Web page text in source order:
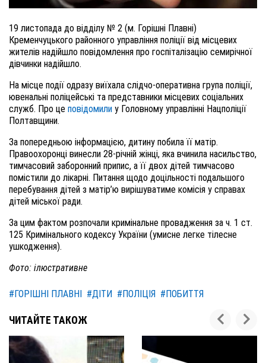
19 листопада до відділу № 2 (м. Горішні Плавні)
Кременчуцького районного управління поліції від місцевих
жителів надійшло повідомлення про госпіталізацію семирічної
дівчинки надійшло.
На місце події одразу виїхала слідчо-оперативна група поліції,
ювенальні поліцейські та представники місцевих соціальних
служб. Про це повідомили у Головному управлінні Нацполіції
Полтавщини.
За попередньою інформацією, дитину побила її матір.
Правоохоронці винесли 28-річній жінці, яка вчинила насильство,
тимчасовий заборонний припис, а її двох дітей тимчасово
помістили до лікарні. Питання щодо доцільності подальшого
перебування дітей з матір’ю вирішуватиме комісія у справах
дітей міської ради.
За цим фактом розпочали кримінальне провадження за ч. 1 ст.
125 Кримінального кодексу України (умисне легке тілесне
ушкодження).
Фото: ілюстративне
#ГОРІШНІ ПЛАВНІ #ДІТИ #ПОЛІЦІЯ #ПОБИТТЯ
ЧИТАЙТЕ ТАКОЖ